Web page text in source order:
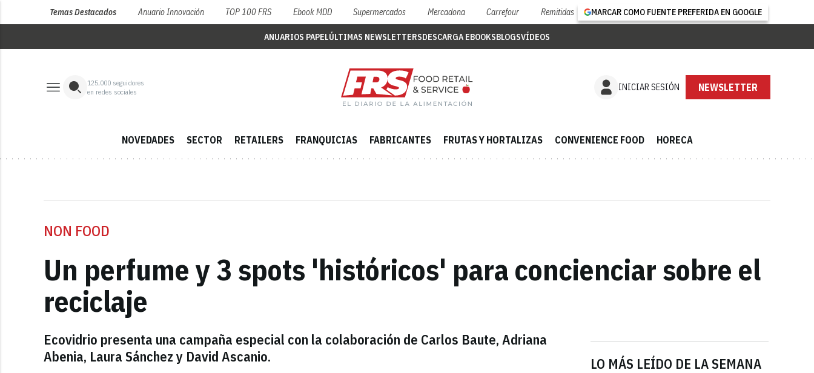
Temas Destacados Anuario Innovación TOP 100 FRS Ebook MDD Supermercados Mercadona Carrefour Remitidas MARCAR COMO FUENTE PREFERIDA EN GOOGLE
ANUARIOS PAPELÚLTIMAS NEWSLETTERSDESCARGA EBOOKSBLOGSVÍDEOS
125,000 seguidores
en redes sociales
INICIAR SESIÓN NEWSLETTER
NOVEDADES SECTOR RETAILERS FRANQUICIAS FABRICANTES FRUTAS Y HORTALIZAS CONVENIENCE FOOD HORECA
NON FOOD
Un perfume y 3 spots 'históricos' para concienciar sobre el
reciclaje
Ecovidrio presenta una campaña especial con la colaboración de Carlos Baute, Adriana
Abenia, Laura Sánchez y David Ascanio.
LO MÁS LEÍDO DE LA SEMANA